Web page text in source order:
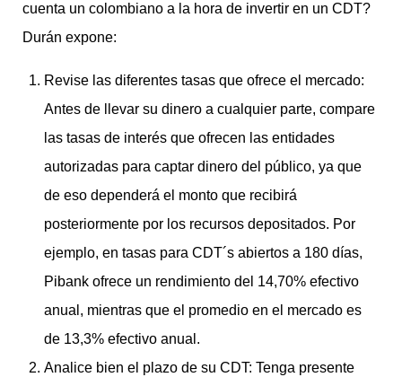
cuenta un colombiano a la hora de invertir en un CDT?
Durán expone:
Revise las diferentes tasas que ofrece el mercado:
Antes de llevar su dinero a cualquier parte, compare
las tasas de interés que ofrecen las entidades
autorizadas para captar dinero del público, ya que
de eso dependerá el monto que recibirá
posteriormente por los recursos depositados. Por
ejemplo, en tasas para CDT´s abiertos a 180 días,
Pibank ofrece un rendimiento del 14,70% efectivo
anual, mientras que el promedio en el mercado es
de 13,3% efectivo anual.
Analice bien el plazo de su CDT: Tenga presente